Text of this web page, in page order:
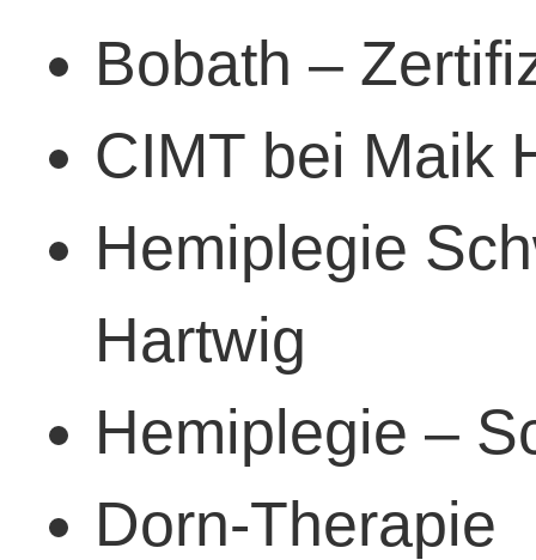
Bobath –
CIMT bei Maik
Hemiplegie
Hartwig
Hemiplegie –
Dorn-Therapie